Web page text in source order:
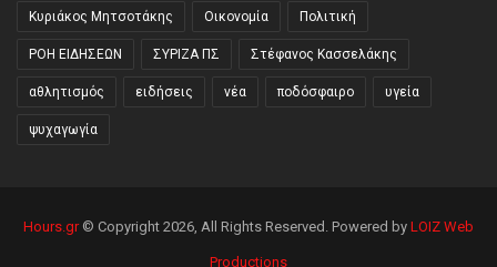
Κυριάκος Μητσοτάκης Οικονομία Πολιτική
ΡΟΗ ΕΙΔΗΣΕΩΝ ΣΥΡΙΖΑ ΠΣ Στέφανος Κασσελάκης
αθλητισμός ειδήσεις νέα ποδόσφαιρο υγεία
ψυχαγωγία
Hours.gr© Copyright 2026, All Rights Reserved. Powered by LOIZ Web
Productions